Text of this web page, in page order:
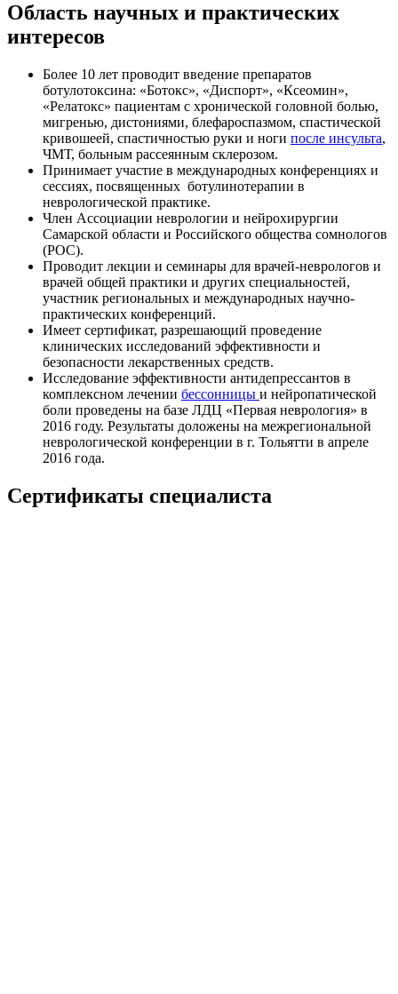
Область научных и практических
интересов
Более 10 лет проводит введение препаратов
ботулотоксина: «Ботокс», «Диспорт», «Ксеомин»,
«Релатокс» пациентам с хронической головной болью,
мигренью, дистониями, блефароспазмом, спастической
кривошеей, спастичностью руки и ноги после инсульта,
ЧМТ, больным рассеянным склерозом.
Принимает участие в международных конференциях и
сессиях, посвященных ботулинотерапии в
неврологической практике.
Член Ассоциации неврологии и нейрохирургии
Самарской области и Российского общества сомнологов
(РОС).
Проводит лекции и семинары для врачей-неврологов и
врачей общей практики и других специальностей,
участник региональных и международных научно-
практических конференций.
Имеет сертификат, разрешающий проведение
клинических исследований эффективности и
безопасности лекарственных средств.
Исследование эффективности антидепрессантов в
комплексном лечении бессонницы и нейропатической
боли проведены на базе ЛДЦ «Первая неврология» в
2016 году. Результаты доложены на межрегиональной
неврологической конференции в г. Тольятти в апреле
2016 года.
Сертификаты специалиста